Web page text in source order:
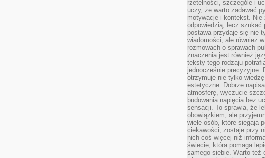
rzetelności, szczególe i
uczy, że warto zadawać
motywacje i kontekst. Nie
odpowiedzią, lecz szukać
postawa przydaje się nie
wiadomości, ale również
rozmowach o sprawach
znaczenia jest również
teksty tego rodzaju
jednocześnie precyzyjne.
otrzymuje nie tylko
estetyczne. Dobrze
atmosferę, wyczucie
budowania napięcia bez
sensacji. To sprawia, że
obowiązkiem, ale
wiele osób, które sięgają
ciekawości, zostaje przy
nich coś więcej niż
świecie, która pomaga
samego siebie. Warto też